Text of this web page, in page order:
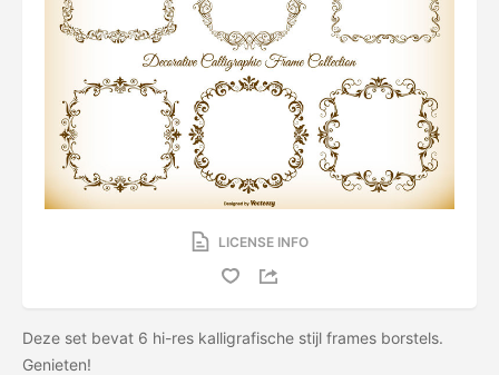
LICENSE INFO
Deze set bevat 6 hi-res kalligrafische stijl frames borstels.
Genieten!